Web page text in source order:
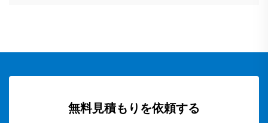
無料見積もりを依頼する